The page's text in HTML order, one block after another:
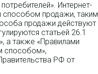
Интернет-
способом продажи, таким
продажи действуют
статьей 26.1
а также «Правилами
способом»,
РФ от